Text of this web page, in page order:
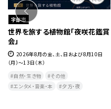
宇部市
世界を旅する植物館「夜咲花鑑賞
会」
2026年8月の金、土、日および8月10日
（月）～13日（木）
自然・生き物
その他
エンタメ・音楽・本
夕方・夜​